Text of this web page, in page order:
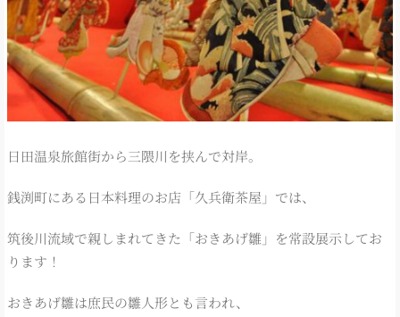
日田温泉旅館街から三隈川を挟んで対岸。
銭渕町にある日本料理のお店「久兵衛茶屋」では、
筑後川流域で親しまれてきた「おきあげ雛」を常設展示してお
ります！
おきあげ雛は庶民の雛人形とも言われ、